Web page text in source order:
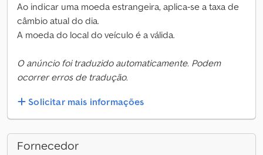
Ao indicar uma moeda estrangeira, aplica-se a taxa de
câmbio atual do dia.
A moeda do local do veículo é a válida.
O anúncio foi traduzido automaticamente. Podem
ocorrer erros de tradução.
Solicitar mais informações
Fornecedor